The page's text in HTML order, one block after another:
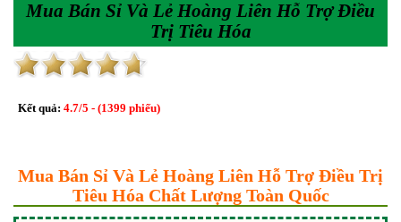
Mua Bán Sỉ Và Lẻ Hoàng Liên Hỗ Trợ Điều
Trị Tiêu Hóa
Kết quả: 4.7/5 - (1399 phiếu)
Mua Bán Sỉ Và Lẻ Hoàng Liên Hỗ Trợ Điều Trị
Tiêu Hóa Chất Lượng Toàn Quốc